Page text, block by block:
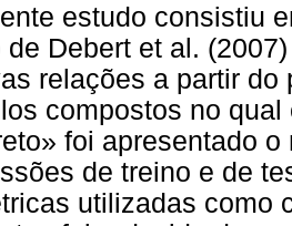
estudo consistiu
de Debert et al.
relações a partir
compostos no
foi apresentado
de treino e de
utilizadas como